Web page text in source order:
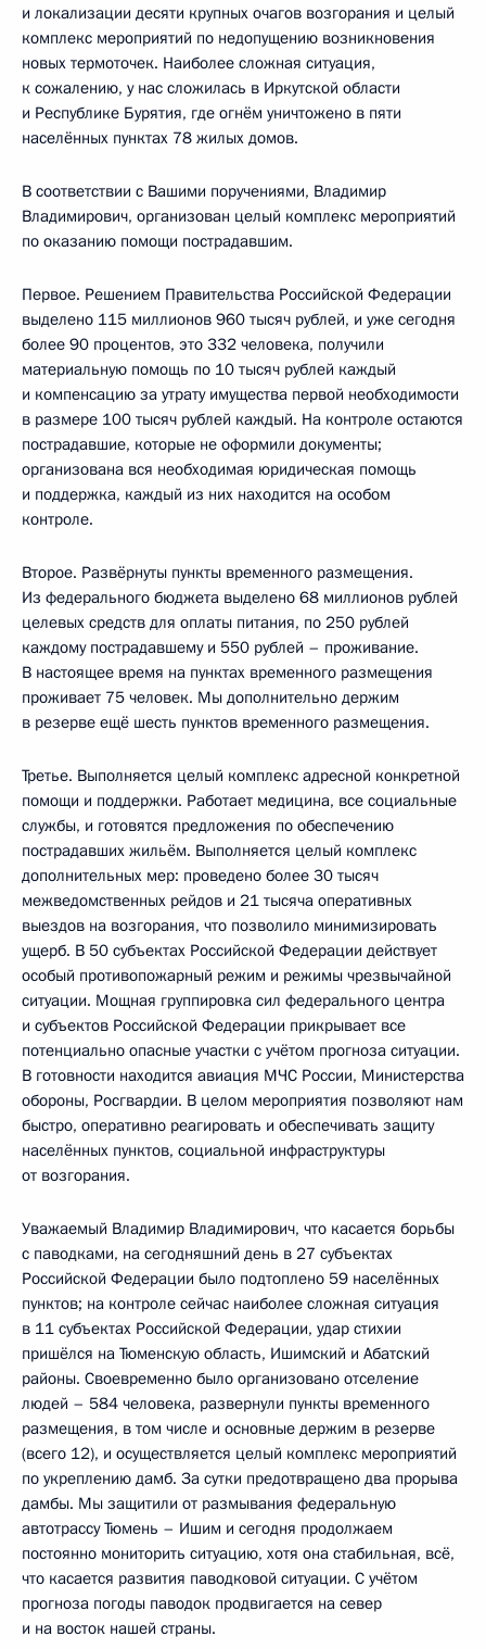
и локализации десяти крупных очагов возгорания и целый
комплекс мероприятий по недопущению возникновения
новых термоточек. Наиболее сложная ситуация,
к сожалению, у нас сложилась в Иркутской области
и Республике Бурятия, где огнём уничтожено в пяти
населённых пунктах 78 жилых домов.
В соответствии с Вашими поручениями, Владимир
Владимирович, организован целый комплекс мероприятий
по оказанию помощи пострадавшим.
Первое. Решением Правительства Российской Федерации
выделено 115 миллионов 960 тысяч рублей, и уже сегодня
более 90 процентов, это 332 человека, получили
материальную помощь по 10 тысяч рублей каждый
и компенсацию за утрату имущества первой необходимости
в размере 100 тысяч рублей каждый. На контроле остаются
пострадавшие, которые не оформили документы;
организована вся необходимая юридическая помощь
и поддержка, каждый из них находится на особом
контроле.
Второе. Развёрнуты пункты временного размещения.
Из федерального бюджета выделено 68 миллионов рублей
целевых средств для оплаты питания, по 250 рублей
каждому пострадавшему и 550 рублей – проживание.
В настоящее время на пунктах временного размещения
проживает 75 человек. Мы дополнительно держим
в резерве ещё шесть пунктов временного размещения.
Третье. Выполняется целый комплекс адресной конкретной
помощи и поддержки. Работает медицина, все социальные
службы, и готовятся предложения по обеспечению
пострадавших жильём. Выполняется целый комплекс
дополнительных мер: проведено более 30 тысяч
межведомственных рейдов и 21 тысяча оперативных
выездов на возгорания, что позволило минимизировать
ущерб. В 50 субъектах Российской Федерации действует
особый противопожарный режим и режимы чрезвычайной
ситуации. Мощная группировка сил федерального центра
и субъектов Российской Федерации прикрывает все
потенциально опасные участки с учётом прогноза ситуации.
В готовности находится авиация МЧС России, Министерства
обороны, Росгвардии. В целом мероприятия позволяют нам
быстро, оперативно реагировать и обеспечивать защиту
населённых пунктов, социальной инфраструктуры
от возгорания.
Уважаемый Владимир Владимирович, что касается борьбы
с паводками, на сегодняшний день в 27 субъектах
Российской Федерации было подтоплено 59 населённых
пунктов; на контроле сейчас наиболее сложная ситуация
в 11 субъектах Российской Федерации, удар стихии
пришёлся на Тюменскую область, Ишимский и Абатский
районы. Своевременно было организовано отселение
людей – 584 человека, развернули пункты временного
размещения, в том числе и основные держим в резерве
(всего 12), и осуществляется целый комплекс мероприятий
по укреплению дамб. За сутки предотвращено два прорыва
дамбы. Мы защитили от размывания федеральную
автотрассу Тюмень – Ишим и сегодня продолжаем
постоянно мониторить ситуацию, хотя она стабильная, всё,
что касается развития паводковой ситуации. С учётом
прогноза погоды паводок продвигается на север
и на восток нашей страны.